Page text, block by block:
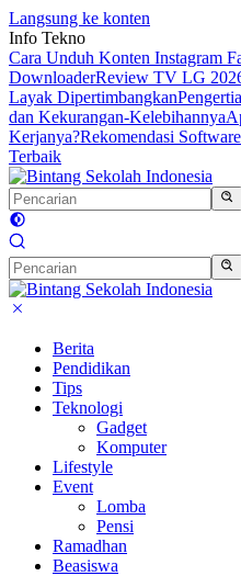
Langsung ke konten
Info Tekno
Cara Unduh Konten Instagram
DownloaderReview TV LG
Layak Dipertimbangkan
dan Kekurangan-Kelebihannya
Kerjanya?Rekomendasi
Terbaik
Berita
Pendidikan
Tips
Teknologi
Gadget
Komputer
Lifestyle
Event
Lomba
Pensi
Ramadhan
Beasiswa